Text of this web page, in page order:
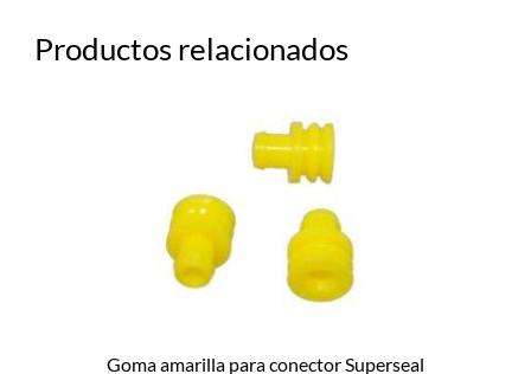
Productos relacionados
Goma amarilla para conector Superseal